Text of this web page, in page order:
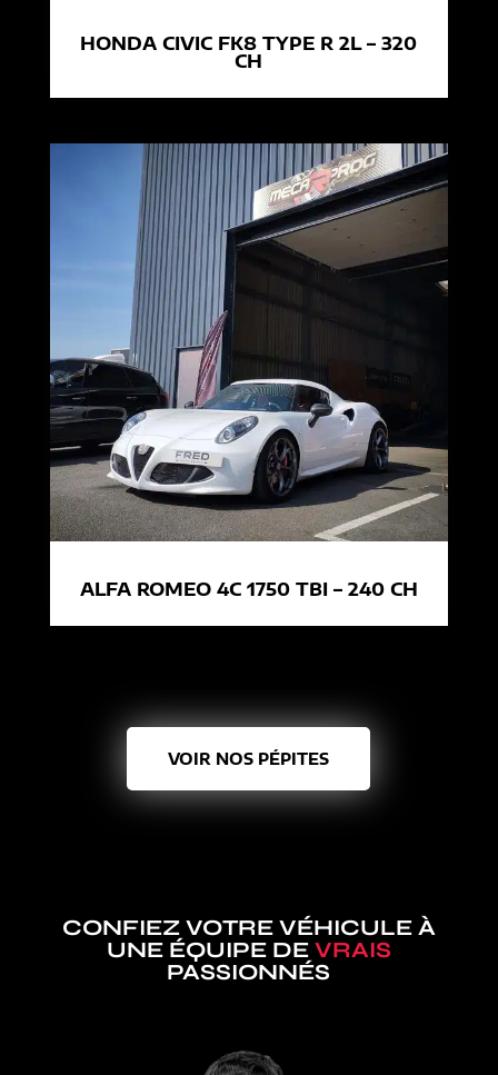
HONDA CIVIC FK8 TYPE R 2L – 320
CH
ALFA ROMEO 4C 1750 TBI – 240 CH
VOIR NOS PÉPITES
CONFIEZ VOTRE VÉHICULE À
UNE ÉQUIPE DE VRAIS
PASSIONNÉS